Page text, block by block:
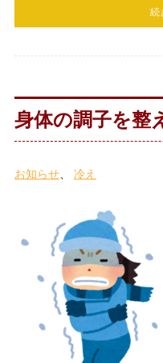
続
身体の調子を整
お知らせ 冷え